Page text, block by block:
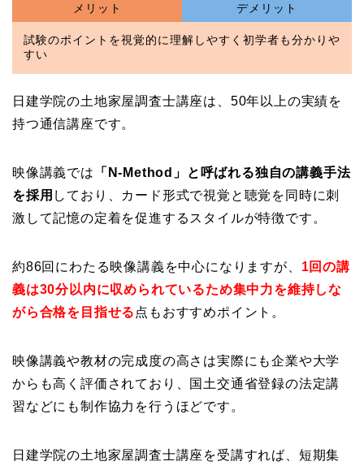
メリット デメリット
試験のポイントを視覚的に理解しやすく初学者も分かりや
すい
日建学院の土地家屋調査士講座は、50年以上の実績を
持つ通信講座です。
映像講義では
「N-Method」と呼ばれる独自の講義手法
を採用 しており、カード形式で視覚と聴覚を同時に刺
激して記憶の定着を促進するスタイルが特徴です。
約86回にわたる映像講義を中心になりますが、 1回の講
義は30分以内に収められているため集中力を維持しな
がら合格を目指せる 点もおすすめポイント。
映像講義や教材の完成度の高さは実際にも企業や大学
からも高く評価されており、国土交通省登録の法定講
習などにも制作協力を行うほどです。
日建学院の土地家屋調査士講座を受講すれば、短期集